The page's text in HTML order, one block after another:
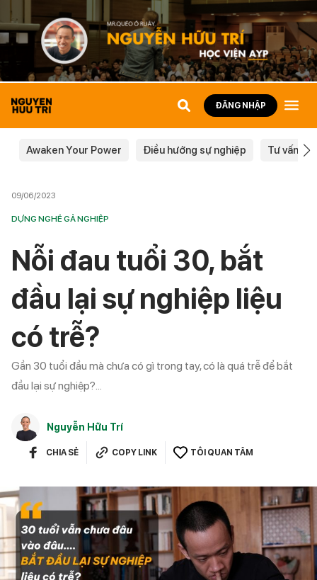
ĐĂNG NHẬP
Awaken Your Power Điều hướng sự nghiệp Tư vấn
09/06/2023
DỰNG NGHỀ GẢ NGHIỆP
Nỗi đau tuổi 30, bắt
đầu lại sự nghiệp liệu
có trễ?
Gần 30 tuổi đầu mà chưa có gì trong tay, có là quá trễ để bắt
đầu lại sự nghiệp?...
Nguyễn Hữu Trí
CHIA SẺ COPY LINK TÔI QUAN TÂM